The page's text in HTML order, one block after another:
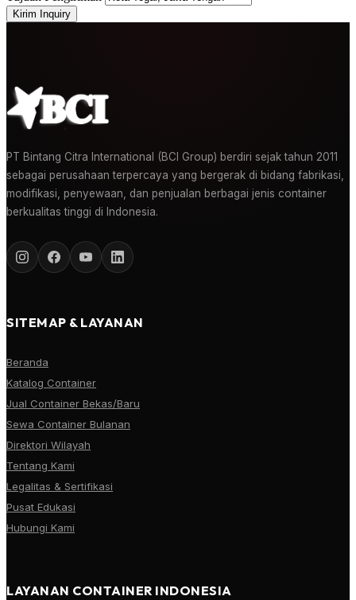
Kirim Inquiry
PT Bintang Citra International (BCI Group) berdiri sejak tahun 2011
sebagai perusahaan terpercaya yang bergerak di bidang fabrikasi,
modifikasi, penyewaan, dan penjualan berbagai jenis container
berkualitas tinggi di Indonesia.
SITEMAP & LAYANAN
Beranda
Katalog Container
Jual Container Bekas/Baru
Sewa Container Bulanan
Direktori Wilayah
Tentang Kami
Legalitas & Sertifikasi
Pusat Edukasi
Hubungi Kami
LAYANAN CONTAINER INDONESIA